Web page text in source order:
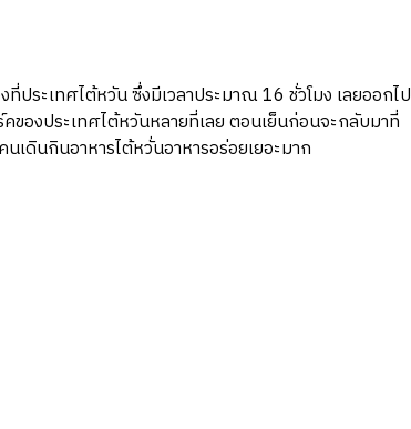
ที่ประเทศไต้หวัน ซึ่งมีเวลาประมาณ 16 ชั่วโมง เลยออกไป
ของประเทศไต้หวันหลายที่เลย ตอนเย็นก่อนจะกลับมาที่
เดินกินอาหารไต้หวั่นอาหารอร่อยเยอะมาก